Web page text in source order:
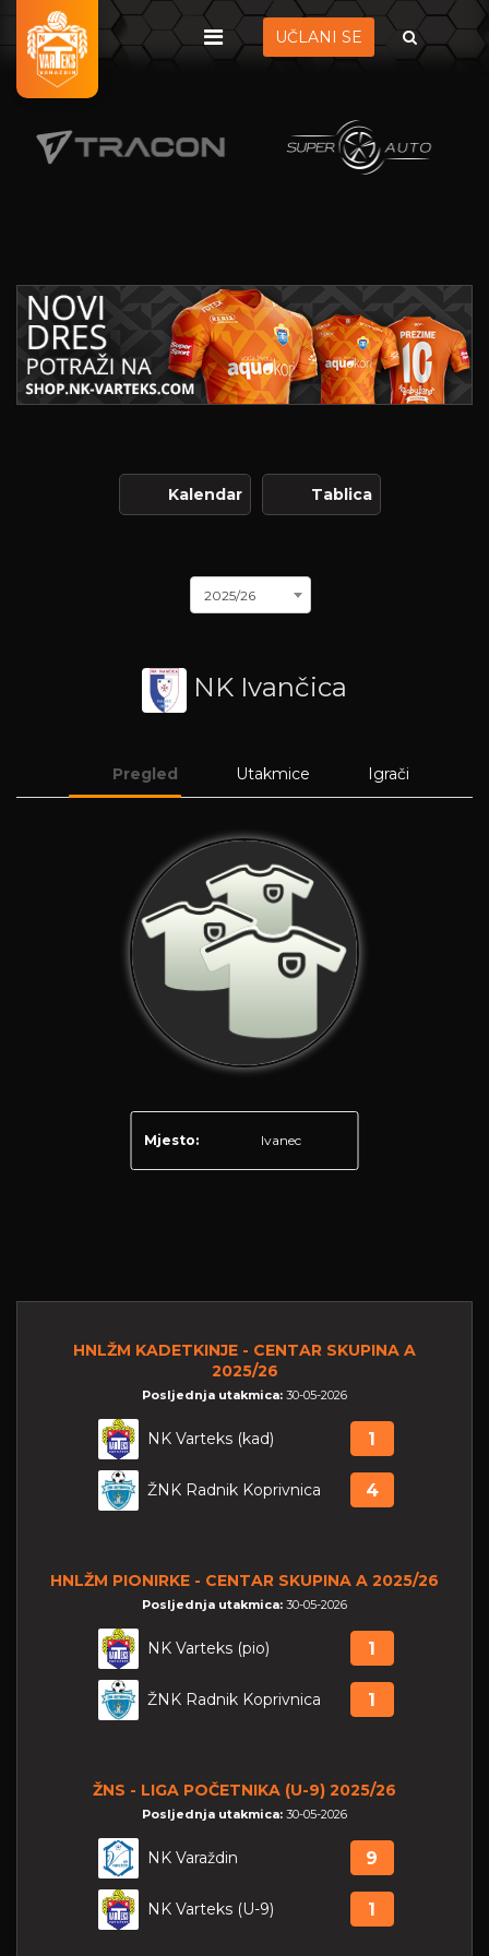
UČLANI SE
Kalendar Tablica
2025/26
NK Ivančica
Pregled Utakmice Igrači
Mjesto: Ivanec
HNLŽM KADETKINJE - CENTAR SKUPINA A
2025/26
Posljednja utakmica: 30-05-2026
NK Varteks (kad) 1
ŽNK Radnik Koprivnica 4
HNLŽM PIONIRKE - CENTAR SKUPINA A 2025/26
Posljednja utakmica: 30-05-2026
NK Varteks (pio) 1
ŽNK Radnik Koprivnica 1
ŽNS - LIGA POČETNIKA (U-9) 2025/26
Posljednja utakmica: 30-05-2026
NK Varaždin 9
NK Varteks (U-9) 1